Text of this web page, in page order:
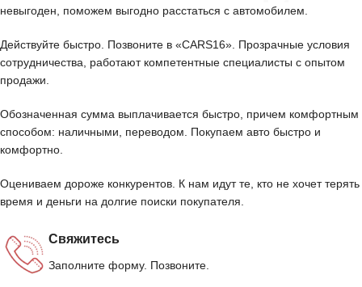
невыгоден, поможем выгодно расстаться с автомобилем.
Действуйте быстро. Позвоните в «CARS16». Прозрачные условия
сотрудничества, работают компетентные специалисты с опытом
продажи.
Обозначенная сумма выплачивается быстро, причем комфортным
способом: наличными, переводом. Покупаем авто быстро и
комфортно.
Оцениваем дороже конкурентов. К нам идут те, кто не хочет терять
время и деньги на долгие поиски покупателя.
Свяжитесь
Заполните форму. Позвоните.